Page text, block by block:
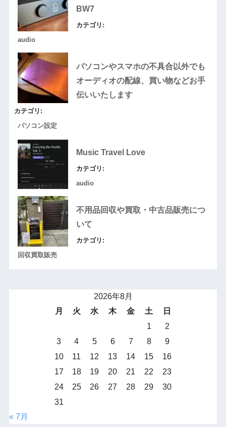
BW7
カテゴリ:
audio
パソコンやスマホの不具合以外でも
オーディオの配線、買い物などお手
伝いいたします
カテゴリ:
パソコン設定
Music Travel Love
カテゴリ:
audio
不用品回収や買取・中古品販売につ
いて
カテゴリ:
回収買取販売
2026年8月
月
火 水 木 金 土
日
1
2
3
4 5 6 7 8
9
10
11 12 13 14 15
16
17
18 19 20 21 22
23
24
25 26 27 28 29
30
31
« 7月